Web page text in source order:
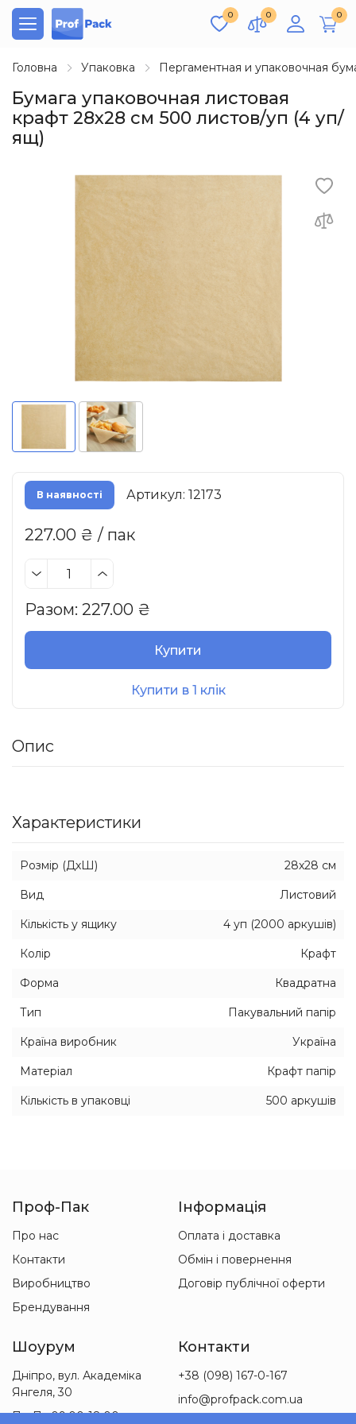
0 0 0
Головна Упаковка Пергаментная и упаковочная
Бумага упаковочная листовая
крафт 28х28 см 500 листов/уп (4 уп/
ящ)
В наявності Артикул: 12173
227.00 ₴ / пак
Разом: 227.00 ₴
Купити
Купити в 1 клік
Опис
Характеристики
Розмір (ДхШ) 28х28 см
Вид Листовий
Кількість у ящику 4 уп (2000 аркушів)
Колір Крафт
Форма Квадратна
Тип Пакувальний папір
Країна виробник Україна
Матеріал Крафт папір
Кількість в упаковці 500 аркушів
Проф-Пак
Про нас
Контакти
Виробництво
Брендування
Інформація
Оплата і доставка
Обмін і повернення
Договір публічної оферти
Шоурум
Дніпро, вул. Академіка
Янгеля, 30
Пн-Пт 09:00-18:00
Контакти
+38 (098) 167-0-167
info@profpack.com.ua